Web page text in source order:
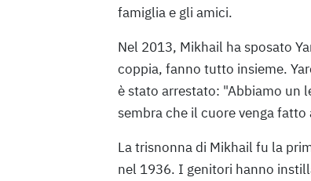
famiglia e gli amici.
Nel 2013, Mikhail ha sposato
coppia, fanno tutto insieme.
è stato arrestato: "Abbiamo un
sembra che il cuore venga fatto
La trisnonna di Mikhail fu la
nel 1936. I genitori hanno